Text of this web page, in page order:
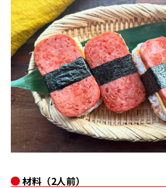
ヤマキ『めんつゆ』
おいしいレシピトップ
主食レシピ
主菜レシピ
汁物レシピ
かつお節・だしを知る
だしの取り方
かつお節の削り方
かつお節・だしをもっと知る
CM・キャンペーン
CM
キャンペーン一覧
企業・採用情報
企業情報
- 百年対話
お問い合わせ
ヤマキお客様相談室
オンラインショップ
材料（2人前）